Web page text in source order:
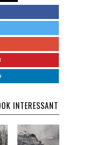
INTERESSANT